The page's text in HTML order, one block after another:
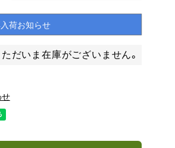
荷お知らせ
だいま在庫がございません。
せ